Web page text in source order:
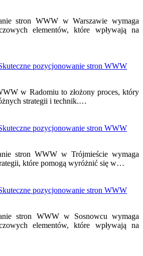
stron WWW w Warszawie wymaga
elementów, które wpływają na
pozycjonowanie stron WWW
w Radomiu to złożony proces, który
strategii i technik.…
pozycjonowanie stron WWW
stron WWW w Trójmieście wymaga
które pomogą wyróżnić się w…
pozycjonowanie stron WWW
stron WWW w Sosnowcu wymaga
elementów, które wpływają na